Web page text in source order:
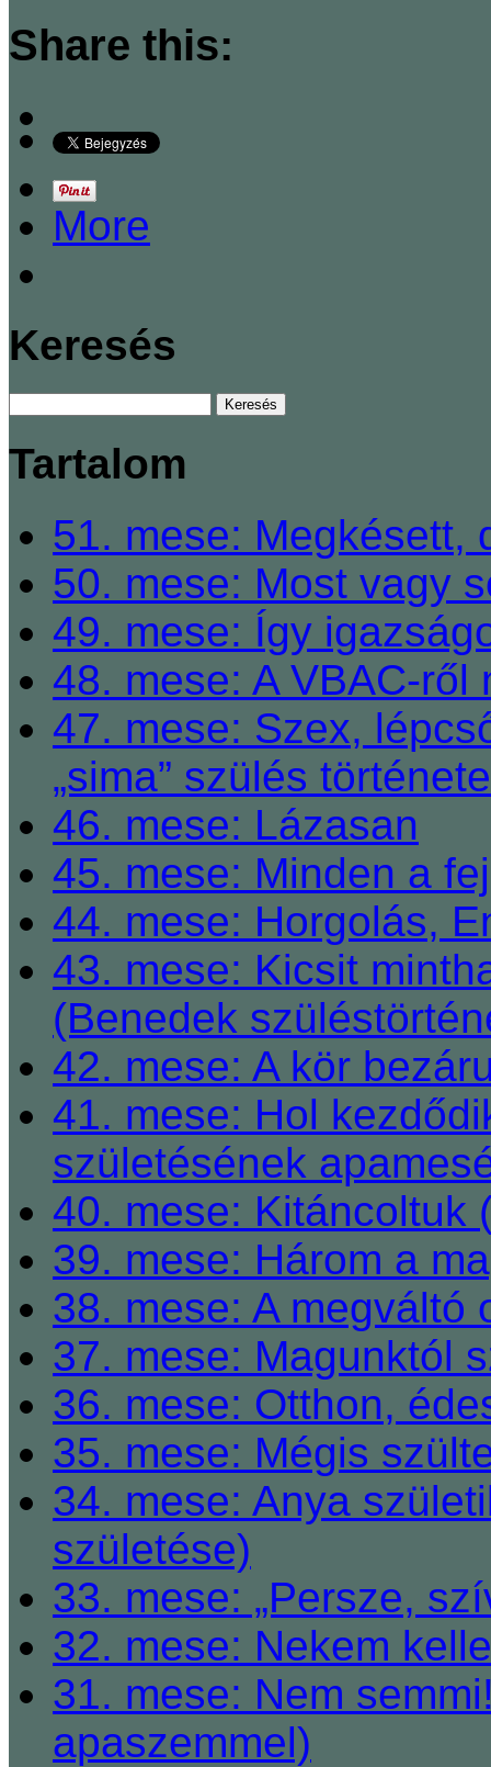
Share this:
More
Keresés
Tartalom
51. mese: Megkésett,
50. mese: Most vagy
49. mese: Így
48. mese: A VBAC-
47. mese: Szex,
„sima” szülés
46. mese: Lázasan
45. mese: Minden a
44. mese: Horgolás,
43. mese: Kicsit
(Benedek
42. mese: A kör
41. mese: Hol
születésének
40. mese: Kitáncoltuk
39. mese: Három a
38. mese: A megváltó
37. mese: Magunktól
36. mese: Otthon,
35. mese: Mégis
34. mese: Anya
születése)
33. mese: „Persze,
32. mese: Nekem
31. mese: Nem
apaszemmel)